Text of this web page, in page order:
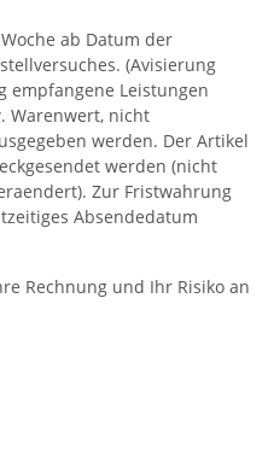
ab Datum der
(Avisierung
empfangene Leistungen
Warenwert, nicht
werden. Der Artikel
werden (nicht
Zur Fristwahrung
Absendedatum
Rechnung und Ihr Risiko an